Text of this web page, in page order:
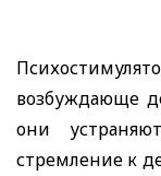
возбуждающе
они
стремление к